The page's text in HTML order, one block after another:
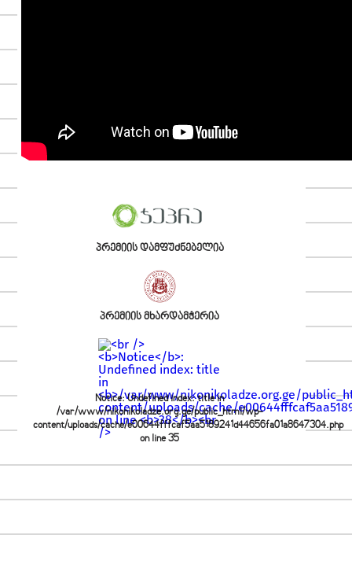
პრემიის დამფუძნებელია
პრემიის მხარდამჭერია
Notice: Undefined index: title in
/var/www/nikonikoladze.org.ge/public_html/wp-
content/uploads/cache/e00644fffcaf5aa5189241d44656fa01a8647304.php
on line35